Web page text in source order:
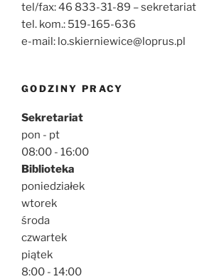
tel/fax: 46 833-31-89 – sekretariat
tel. kom.: 519-165-636
e-mail: lo.skierniewice@loprus.pl
GODZINY PRACY
Sekretariat
pon - pt
08:00 - 16:00
Biblioteka
poniedziałek
wtorek
środa
czwartek
piątek
8:00 - 14:00